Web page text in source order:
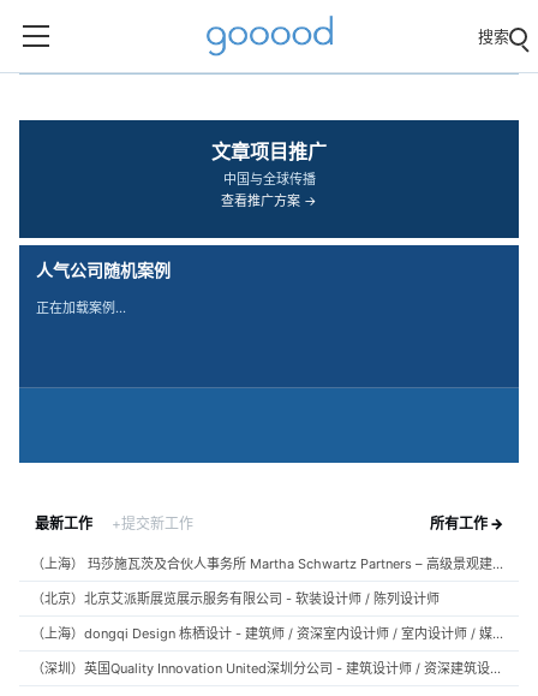
搜索
文章项目推广
中国与全球传播
查看推广方案 →
人气公司随机案例
正在加载案例…
最新工作 +提交新工作 所有工作 →
（上海） 玛莎施瓦茨及合伙人事务所 Martha Schwartz Partners – 高级景观建筑师 Senior Landscape Designer / 景观建筑师 Landscape Designer
（北京）北京艾派斯展览展示服务有限公司 - 软装设计师 / 陈列设计师
（上海）dongqi Design 栋栖设计 - 建筑师 / 资深室内设计师 / 室内设计师 / 媒体及公共关系主管 / 设计实习生（常年招聘）
（深圳）英国Quality Innovation United深圳分公司 - 建筑设计师 / 资深建筑设计师 / 室内设计师 / 设计实习生